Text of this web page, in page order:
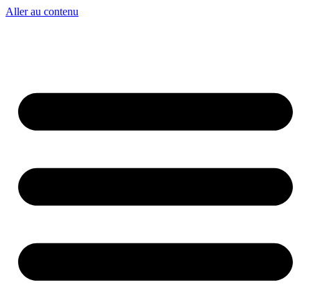
Aller au contenu